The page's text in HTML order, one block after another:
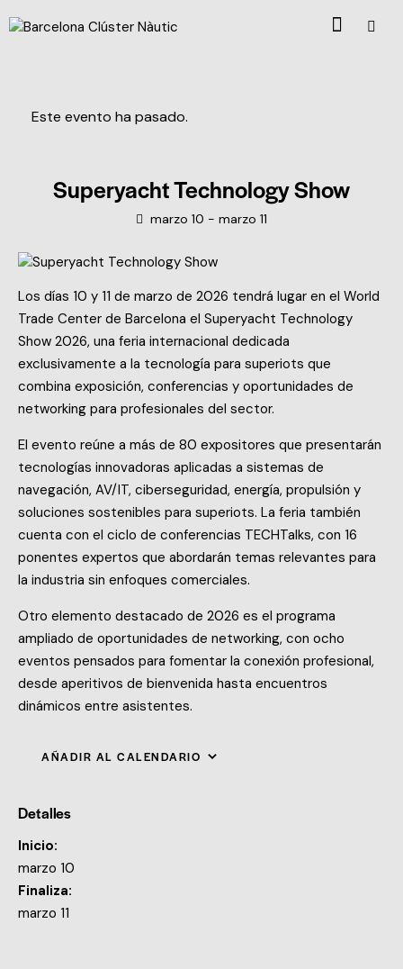
Este evento ha pasado.
Superyacht Technology Show
marzo 10 - marzo 11
Los días 10 y 11 de marzo de 2026 tendrá lugar en el World
Trade Center de Barcelona el Superyacht Technology
Show 2026, una feria internacional dedicada
exclusivamente a la tecnología para superiots que
combina exposición, conferencias y oportunidades de
networking para profesionales del sector.
El evento reúne a más de 80 expositores que presentarán
tecnologías innovadoras aplicadas a sistemas de
navegación, AV/IT, ciberseguridad, energía, propulsión y
soluciones sostenibles para superiots. La feria también
cuenta con el ciclo de conferencias TECHTalks, con 16
ponentes expertos que abordarán temas relevantes para
la industria sin enfoques comerciales.
Otro elemento destacado de 2026 es el programa
ampliado de oportunidades de networking, con ocho
eventos pensados para fomentar la conexión profesional,
desde aperitivos de bienvenida hasta encuentros
dinámicos entre asistentes.
AÑADIR AL CALENDARIO
Detalles
Inicio:
marzo 10
Finaliza:
marzo 11